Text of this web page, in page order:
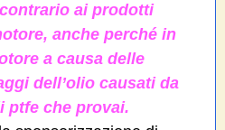
ai prodotti
anche perché in
a causa delle
dell’olio causati da
ptfe che provai.